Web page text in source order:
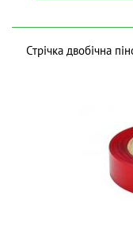
Стрічка двобічна